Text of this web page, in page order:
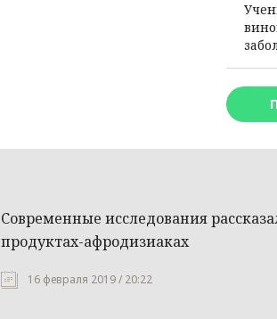
Современные исследования
продуктах-афродизиаках
16 февраля 2019 / 20:22